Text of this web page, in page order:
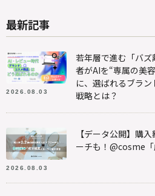
最新記事
2026.08.03
若年層で進む「バ
者がAIを“専属の美
に、選ばれるブラ
戦略とは？
2026.08.03
【データ公開】購
ーチも！@cosme